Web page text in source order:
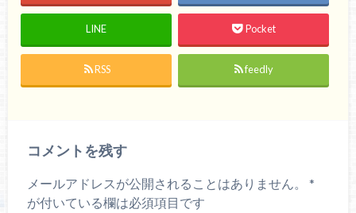
LINE Pocket
RSS feedly
コメントを残す
メールアドレスが公開されることはありません。
*
が付いている欄は必須項目です